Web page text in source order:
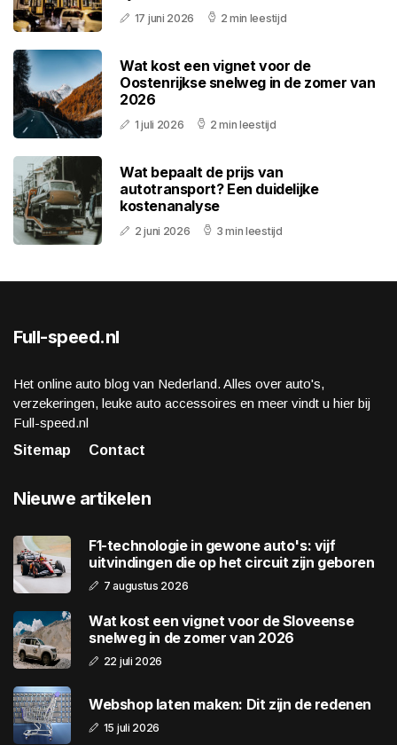
17 juni 2026 2 min leestijd
Wat kost een vignet voor de
Oostenrijkse snelweg in de zomer van
2026
1 juli 2026 2 min leestijd
Wat bepaalt de prijs van
autotransport? Een duidelijke
kostenanalyse
2 juni 2026 3 min leestijd
Full-speed.nl
Het online auto blog van Nederland. Alles over auto's,
verzekeringen, leuke auto accessoires en meer vindt u hier bij
Full-speed.nl
Sitemap
Contact
Nieuwe artikelen
F1-technologie in gewone auto's: vijf
uitvindingen die op het circuit zijn geboren
7 augustus 2026
Wat kost een vignet voor de Sloveense
snelweg in de zomer van 2026
22 juli 2026
Webshop laten maken: Dit zijn de redenen
15 juli 2026